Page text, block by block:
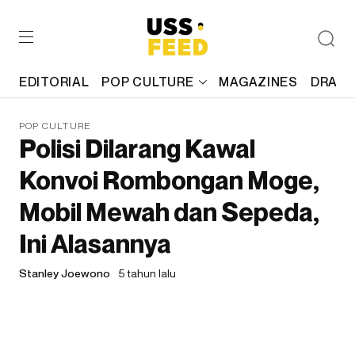
EDITORIAL POP CULTURE MAGAZINES
POP CULTURE
Polisi Dilarang Kawal
Konvoi Rombongan Moge,
Mobil Mewah dan Sepeda,
Ini Alasannya
Stanley Joewono 5 tahun lalu